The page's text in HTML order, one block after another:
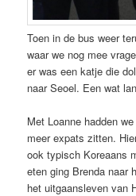
Toen in de bus weer
waar we nog mee
er was een katje die
naar Seoel. Een wat
Met Loanne hadden
meer expats zitten.
ook typisch Koreaans
eten ging Brenda naar
het uitgaansleven van